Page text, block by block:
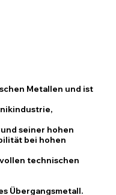
Metallen und ist
seiner hohen
bei hohen
technischen
Übergangsmetall.